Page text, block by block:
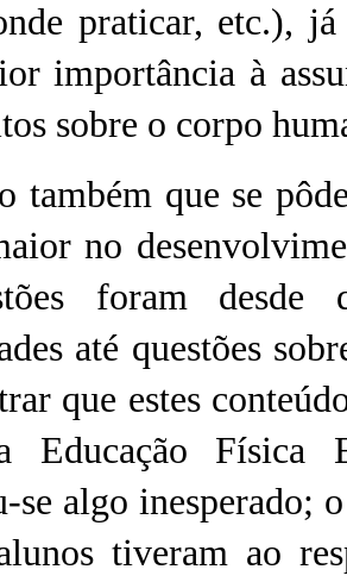
praticar, etc.),
importância à
sobre o corpo
que se
no
foram desde
até questões
que estes
Educação Física
se algo inesperado;
tiveram ao